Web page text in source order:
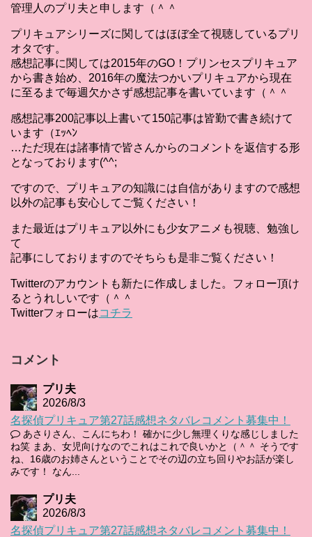
管理人のプリ夫と申します（＾＾
プリキュアシリーズに関してはほぼ全て視聴しているプリ
オタです。
感想記事に関しては2015年のGO！プリンセスプリキュア
から書き始め、2016年の魔法つかいプリキュアから現在
に至るまで毎週欠かさず感想記事を書いています（＾＾
感想記事200記事以上書いて150記事は皆勤で書き続けて
います（ｴｯﾍﾝ
…ただ現在は諸事情で皆さんからのコメントを返信する形
となっております(^^;
ですので、プリキュアの知識には自信がありますので感想
以外の記事も安心してご覧ください！
また最近はプリキュア以外にも少女アニメも視聴、勉強し
て
記事にしておりますのでそちらも是非ご覧ください！
Twitterのアカウントも新たに作成しました。フォロー頂け
るとうれしいです（＾＾
Twitterフォローはコチラ
コメント
プリ夫
2026/8/3
名探偵プリキュア第27話感想ネタバレコメント募集中！
あさりさん、こんにちわ！ 確かに少し無理くりな感じしました
ね笑 まあ、女児向けなのでこれはこれで良いかと（＾＾ そうです
ね、16歳のお姉さんということでその辺の立ち回りやお話が楽し
みです！ なん...
プリ夫
2026/8/3
名探偵プリキュア第27話感想ネタバレコメント募集中！